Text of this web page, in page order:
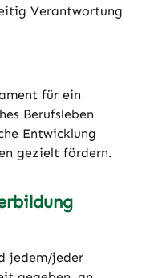
Verantwortung
für ein
Berufsleben
Entwicklung
gezielt fördern.
jedem/jeder